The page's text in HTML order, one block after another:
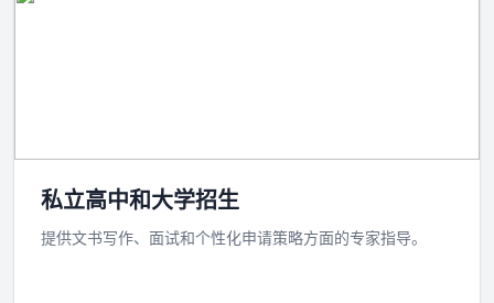
私立高中和大学招生
提供文书写作、面试和个性化申请策略方面的专家指导。